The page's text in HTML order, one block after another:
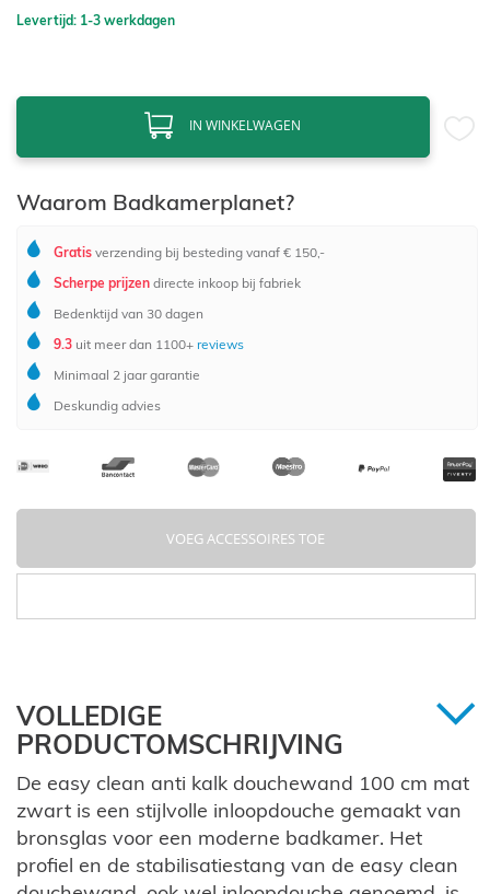
Levertijd: 1-3 werkdagen
IN WINKELWAGEN
Waarom Badkamerplanet?
Gratis verzending bij besteding vanaf € 150,-
Scherpe prijzen directe inkoop bij fabriek
Bedenktijd van 30 dagen
9.3 uit meer dan 1100+ reviews
Minimaal 2 jaar garantie
Deskundig advies
VOEG ACCESSOIRES TOE
VOLLEDIGE
PRODUCTOMSCHRIJVING
De easy clean anti kalk douchewand 100 cm mat
zwart is een stijlvolle inloopdouche gemaakt van
bronsglas voor een moderne badkamer. Het
profiel en de stabilisatiestang van de easy clean